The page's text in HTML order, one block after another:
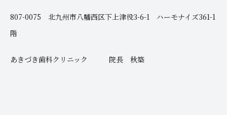
807-0075 北九州市八幡西区下上津役3-6-1 ハーモナイズ361-1
階
あきづき歯科クリニック 院長 秋築